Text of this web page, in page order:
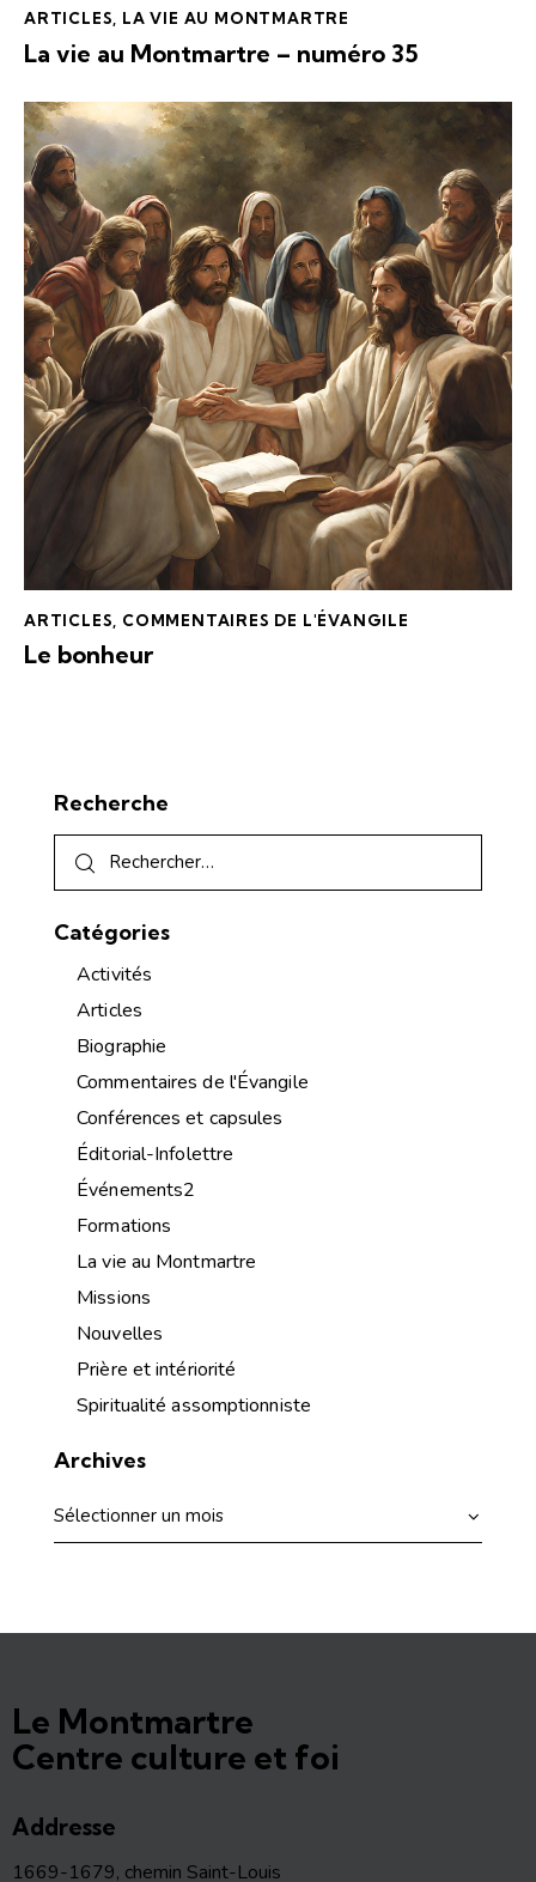
ARTICLES LA VIE AU MONTMARTRE
La vie au Montmartre – numéro 35
ARTICLES COMMENTAIRES DE L'ÉVANGILE
Le bonheur
Recherche
Catégories
Activités
Articles
Biographie
Commentaires de l'Évangile
Conférences et capsules
Éditorial-Infolettre
Événements2
Formations
La vie au Montmartre
Missions
Nouvelles
Prière et intériorité
Spiritualité assomptionniste
Archives
Le Montmartre
Centre culture et foi
Addresse
1669-1679, chemin Saint-Louis